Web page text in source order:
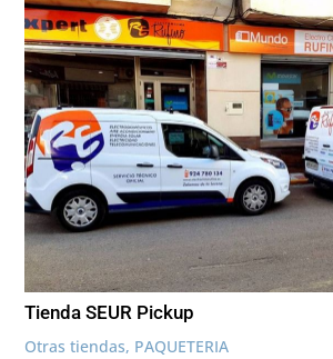
Tienda SEUR Pickup
Otras tiendas, PAQUETERIA